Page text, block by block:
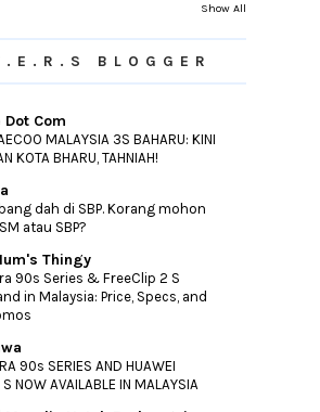
Show All
BLOGGER
Dot Com
MALAYSIA 3S BAHARU: KINI
KOTA BHARU, TAHNIAH!
dah di SBP. Korang mohon
atau SBP?
Thingy
90s Series & FreeClip 2 S
in Malaysia: Price, Specs, and
90s SERIES AND HUAWEI
S NOW AVAILABLE IN MALAYSIA